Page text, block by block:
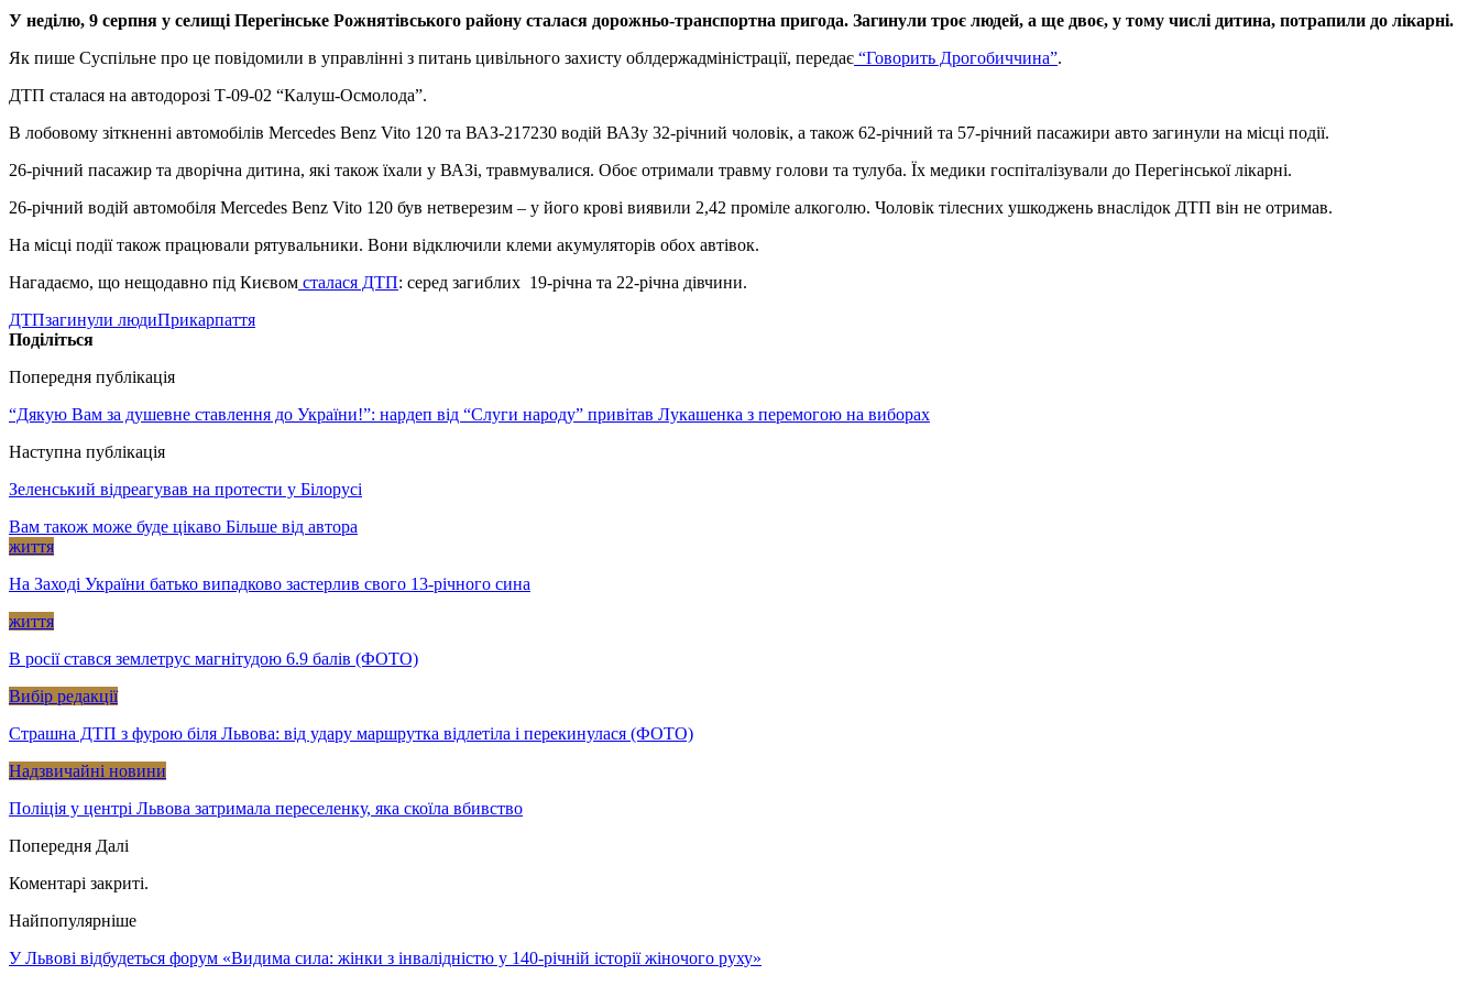
У неділю, 9 серпня у селищі Перегінське Рожнятівського району сталася дорожньо-транспортна пригода. Загинули троє людей, а ще двоє, у тому числі дитина, потрапили до лікарні.
Як пише Суспільне про це повідомили в управлінні з питань цивільного захисту облдержадміністрації, передає “Говорить Дрогобиччина”.
ДТП сталася на автодорозі Т-09-02 “Калуш-Осмолода”.
В лобовому зіткненні автомобілів Mercedes Benz Vito 120 та ВАЗ-217230 водій ВАЗу 32-річний чоловік, а також 62-річний та 57-річний пасажири авто загинули на місці події.
26-річний пасажир та дворічна дитина, які також їхали у ВАЗі, травмувалися. Обоє отримали травму голови та тулуба. Їх медики госпіталізували до Перегінської лікарні.
26-річний водій автомобіля Mercedes Benz Vito 120 був нетверезим – у його крові виявили 2,42 проміле алкоголю. Чоловік тілесних ушкоджень внаслідок ДТП він не отримав.
На місці події також працювали рятувальники. Вони відключили клеми акумуляторів обох автівок.
Нагадаємо, що нещодавно під Києвом сталася ДТП: серед загиблих 19-річна та 22-річна дівчини.
ДТПзагинули людиПрикарпаття
Поділіться
Попередня публікація
“Дякую Вам за душевне ставлення до України!”: нардеп від “Слуги народу” привітав Лукашенка з перемогою на виборах
Наступна публікація
Зеленський відреагував на протести у Білорусі
Вам також може буде цікаво Більше від автора
життя
На Заході України батько випадково застерлив свого 13-річного сина
життя
В росії стався землетрус магнітудою 6.9 балів (ФОТО)
Вибір редакції
Страшна ДТП з фурою біля Львова: від удару маршрутка відлетіла і перекинулася (ФОТО)
Надзвичайні новини
Поліція у центрі Львова затримала переселенку, яка скоїла вбивство
Попередня Далі
Коментарі закриті.
Найпопулярніше
У Львові відбудеться форум «Видима сила: жінки з інвалідністю у 140-річній історії жіночого руху»